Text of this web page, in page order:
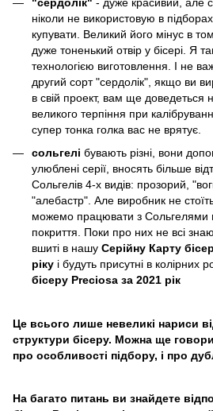
"сердолік" - дуже красивий, але
ніколи не використовую в
купувати. Великий його мінус в
дуже тоненький отвір у бісері. Я
технологією виготовлення. І не
другий сорт "сердолік", якщо ви
в свій проект, вам ще доведеться
великого терпіння при
супер тонка голка вас не врятує.
сольгелі бувають різні, вони
улюблені серії, вносять більше
Сольгелів 4-х видів: прозорий,
"алебастр". Але виробник не
можемо працювати з Сольгелями
покриття. Поки про них не всі
вшиті в нашу Серійну Карту
ріку і будуть присутні в колірних
бісеру Preciosa за 2021 рік
Це всього лише невеликі нариси
структури бісеру. Можна ще
про особливості підбору, і про
На багато питань ви знайдете